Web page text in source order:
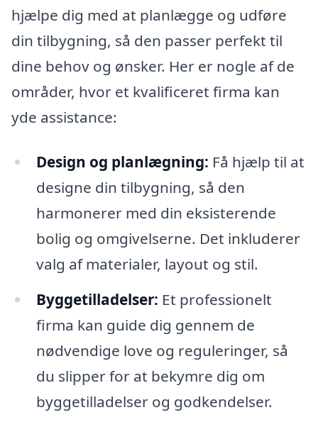
hjælpe dig med at planlægge og udføre
din tilbygning, så den passer perfekt til
dine behov og ønsker. Her er nogle af de
områder, hvor et kvalificeret firma kan
yde assistance:
Design og planlægning: Få hjælp til at
designe din tilbygning, så den
harmonerer med din eksisterende
bolig og omgivelserne. Det inkluderer
valg af materialer, layout og stil.
Byggetilladelser: Et professionelt
firma kan guide dig gennem de
nødvendige love og reguleringer, så
du slipper for at bekymre dig om
byggetilladelser og godkendelser.